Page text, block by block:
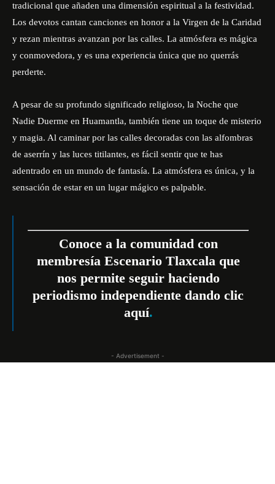
tradicional que añaden una dimensión espiritual a la festividad.
Los devotos cantan canciones en honor a la Virgen de la Caridad
y rezan mientras avanzan por las calles. La atmósfera es mágica
y conmovedora, y es una experiencia única que no querrás
perderte.
A pesar de su profundo significado religioso, la Noche que
Nadie Duerme en Huamantla, también tiene un toque de misterio
y magia. Al caminar por las calles decoradas con las alfombras
de aserrín y las luces titilantes, es fácil sentir que te has
adentrado en un mundo de fantasía. La atmósfera es única, y la
sensación de estar en un lugar mágico es palpable.
Conoce a la comunidad con
membresía Escenario Tlaxcala que
nos permite seguir haciendo
periodismo independiente dando clic
aquí.
- Advertisement -